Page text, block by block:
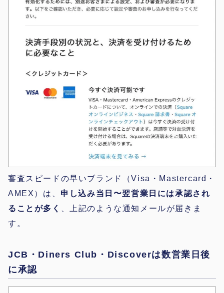
審査スピードの早いブランド（Visa・Mastercard・
AMEX）は、 申し込み当日〜翌営業日には承認され
ることが多く
、上記のような通知メールが届きま
す。
JCB・Diners Club・Discoverは数営業日後
に承認